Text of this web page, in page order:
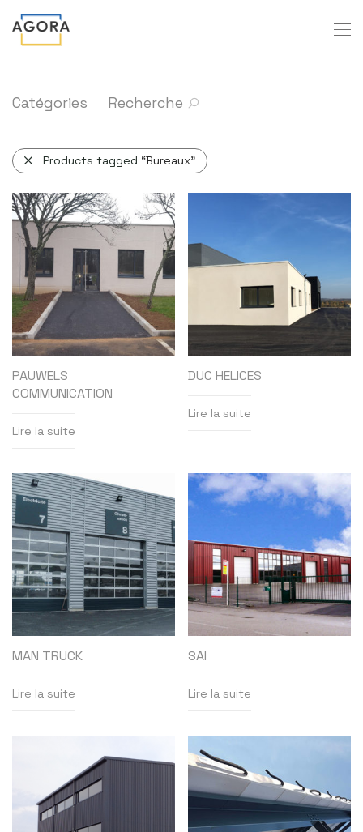
Catégories Recherche
Products tagged “Bureaux”
PAUWELS
COMMUNICATION
Lire la suite
DUC HELICES
Lire la suite
MAN TRUCK
Lire la suite
SAI
Lire la suite